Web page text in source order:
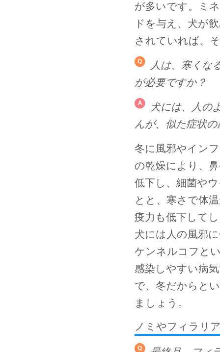
が多いです。ミ
ドを与え、犬が
されていれば、
人は、寒くな
が必要ですか？
犬には、人の
んが、似た症状
冬に風邪やイン
の乾燥により、
低下し、細菌や
とと、寒さで体
疫力も低下して
犬には人の風邪
ケンネルコフと
感染しやすい病
で、冬だからと
ましょう。
ノミやフィラリ